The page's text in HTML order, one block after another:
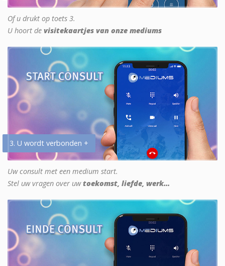
Of u drukt op toets 3.
U hoort de visitekaartjes van onze mediums
3. U wordt verbonden +
Uw consult met een medium start.
Stel uw vragen over uwtoekomst, liefde, werk...